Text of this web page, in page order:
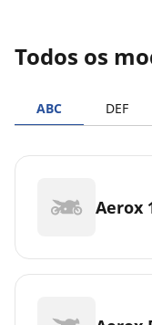
Todos os
ABC DEF
Aerox